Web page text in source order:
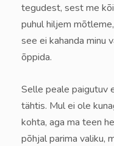
tegudest, sest me
puhul hiljem
see ei kahanda minu
õppida.
Selle peale paigutuv
tähtis. Mul ei ole
kohta, aga ma teen
põhjal parima valiku,